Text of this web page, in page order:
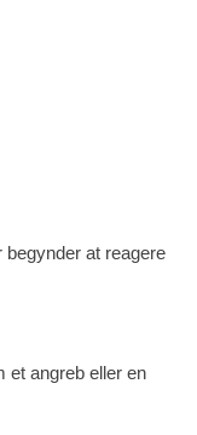
at reagere
et angreb eller en